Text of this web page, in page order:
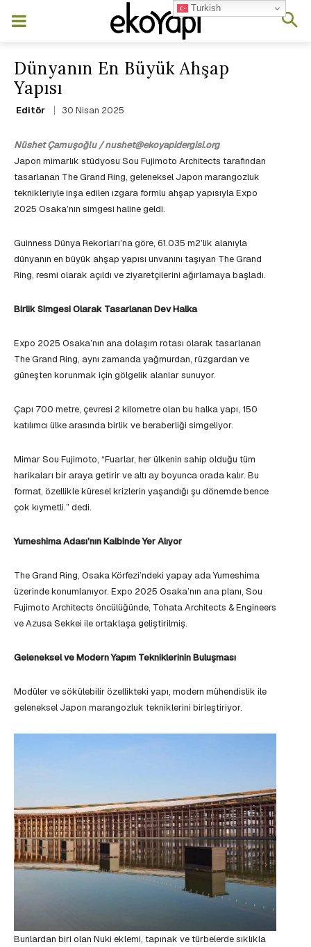
Dünyanın En Büyük Ahşap
Yapısı
Editör 30 Nisan 2025
Nüshet Çamuşoğlu / nushet@ekoyapidergisi.org
Japon mimarlık stüdyosu Sou Fujimoto Architects tarafından
tasarlanan The Grand Ring, geleneksel Japon marangozluk
teknikleriyle inşa edilen ızgara formlu ahşap yapısıyla Expo
2025 Osaka’nın simgesi haline geldi.
Guinness Dünya Rekorları’na göre, 61.035 m2’lik alanıyla
dünyanın en büyük ahşap yapısı unvanını taşıyan The Grand
Ring, resmi olarak açıldı ve ziyaretçilerini ağırlamaya başladı.
Birlik Simgesi Olarak Tasarlanan Dev Halka
Expo 2025 Osaka’nın ana dolaşım rotası olarak tasarlanan
The Grand Ring, aynı zamanda yağmurdan, rüzgardan ve
güneşten korunmak için gölgelik alanlar sunuyor.
Çapı 700 metre, çevresi 2 kilometre olan bu halka yapı, 150
katılımcı ülke arasında birlik ve beraberliği simgeliyor.
Mimar Sou Fujimoto, “Fuarlar, her ülkenin sahip olduğu tüm
harikaları bir araya getirir ve altı ay boyunca orada kalır. Bu
format, özellikle küresel krizlerin yaşandığı şu dönemde bence
çok kıymetli.” dedi.
Yumeshima Adası’nın Kalbinde Yer Alıyor
The Grand Ring, Osaka Körfezi’ndeki yapay ada Yumeshima
üzerinde konumlanıyor. Expo 2025 Osaka’nın ana planı, Sou
Fujimoto Architects öncülüğünde, Tohata Architects & Engineers
ve Azusa Sekkei ile ortaklaşa geliştirilmiş.
Geleneksel ve Modern Yapım Tekniklerinin Buluşması
Modüler ve sökülebilir özellikteki yapı, modern mühendislik ile
geleneksel Japon marangozluk tekniklerini birleştiriyor.
Bunlardan biri olan Nuki eklemi, tapınak ve türbelerde sıklıkla
Turkish